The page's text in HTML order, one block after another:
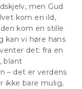
men Gud
kom en ild,
kom en stille
kan vi høre hans
det: fra en
blant
– det er verdens
ikke bare mulig,